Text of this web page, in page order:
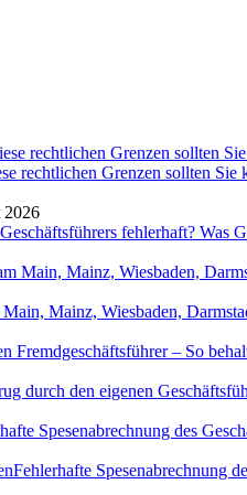
rechtlichen Grenzen sollten
rechtlichen Grenzen sollten Sie
2026
fehlerhaft? Was
Mainz, Wiesbaden,
Fremdgeschäftsführer – So
durch den eigenen
Spesenabrechnung des
Fehlerhafte Spesenabrechnung